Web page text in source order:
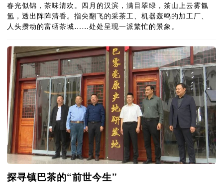
春光似锦，茶味清欢。四月的汉滨，满目翠绿，茶山上云雾氤
氲，透出阵阵清香。指尖翻飞的采茶工、机器轰鸣的加工厂、
人头攒动的富硒茶城……处处呈现一派繁忙的景象。
探寻镇巴茶的“前世今生”